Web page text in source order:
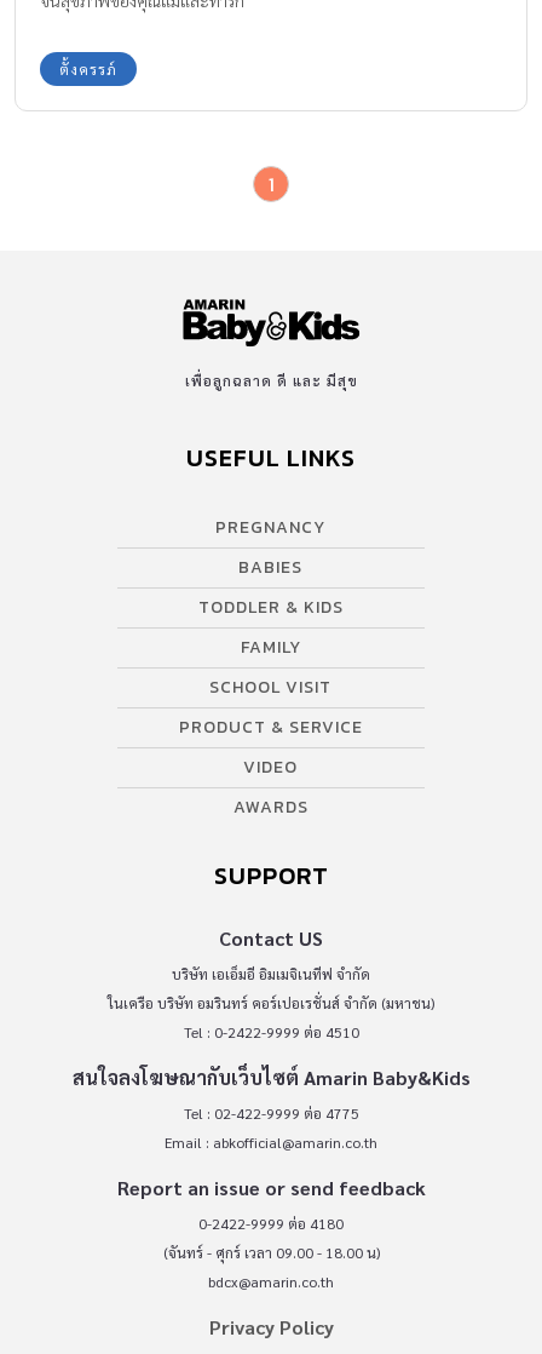
ตั้งครรภ์
1
เพื่อลูกฉลาด ดี และ มีสุข
USEFUL LINKS
PREGNANCY
BABIES
TODDLER & KIDS
FAMILY
SCHOOL VISIT
PRODUCT & SERVICE
VIDEO
AWARDS
SUPPORT
Contact US
บริษัท เอเอ็มอี อิมเมจิเนทีฟ จำกัด
ในเครือ บริษัท อมรินทร์ คอร์เปอเรชั่นส์ จำกัด (มหาชน)
Tel : 0-2422-9999 ต่อ 4510
สนใจลงโฆษณากับเว็บไซต์ Amarin Baby&Kids
Tel : 02-422-9999 ต่อ 4775
Email : abkofficial@amarin.co.th
Report an issue or send feedback
0-2422-9999 ต่อ 4180
(จันทร์ - ศุกร์ เวลา 09.00 - 18.00 น)
bdcx@amarin.co.th
Privacy Policy